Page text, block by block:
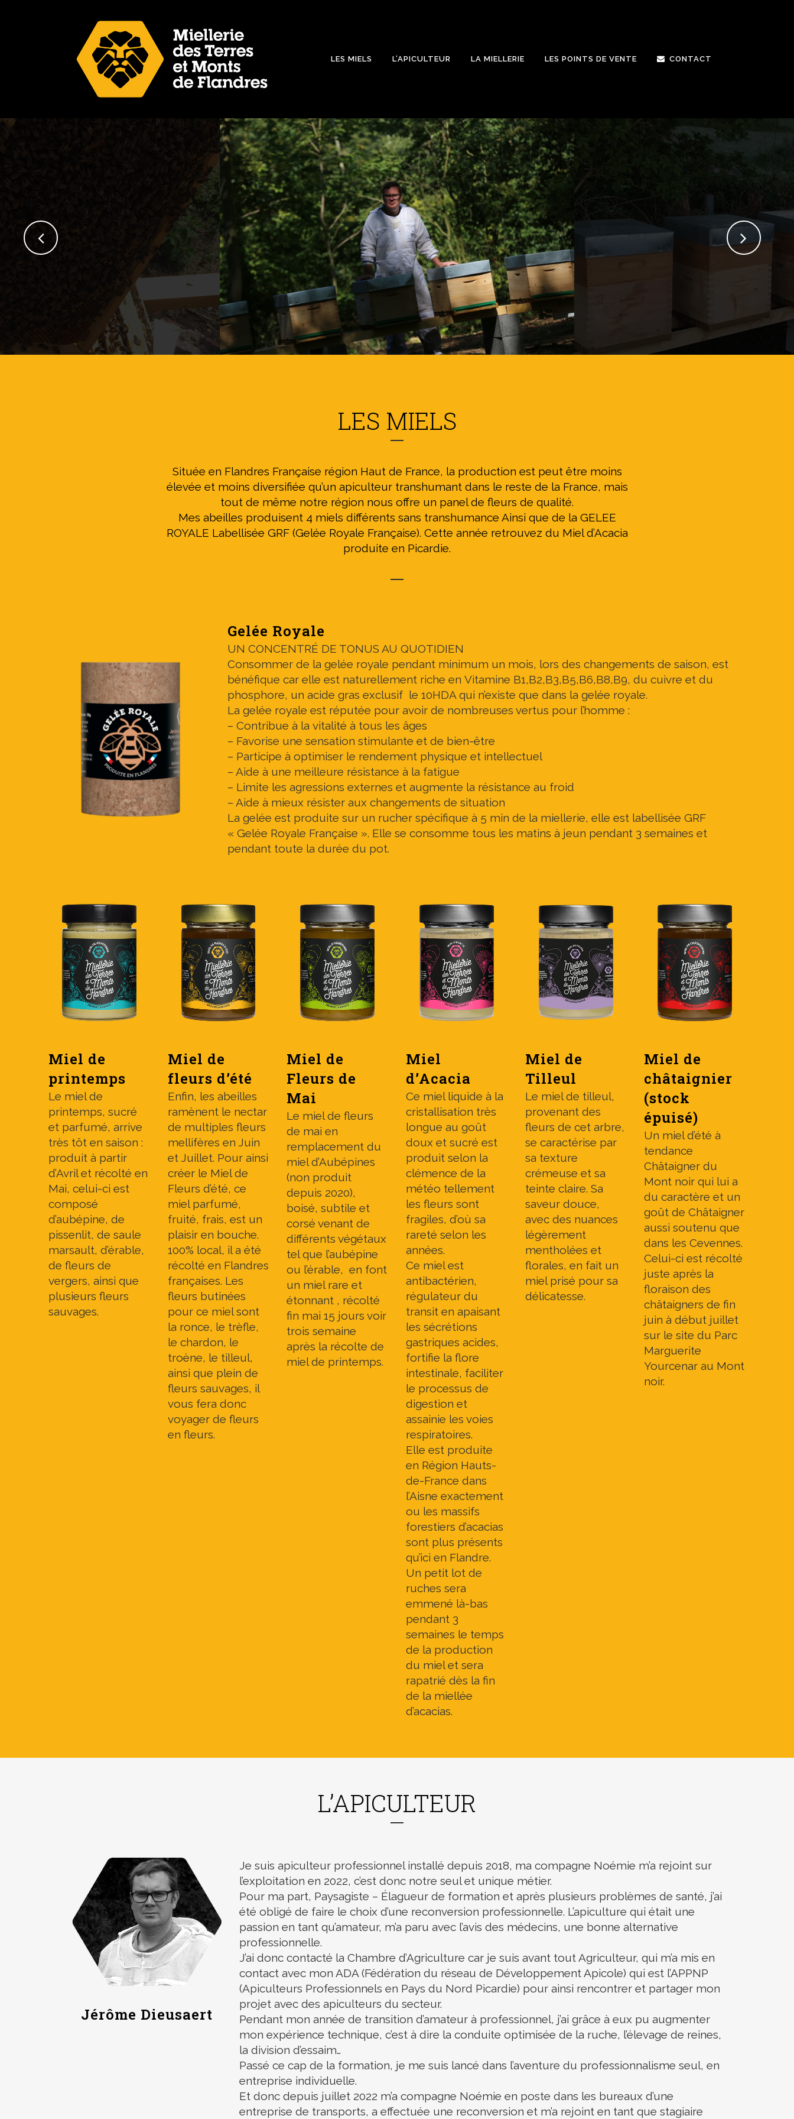
LES MIELS L’APICULTEUR LA MIELLERIE LES POINTS DE VENTE CONTACT
LES MIELS
Située en Flandres Française région Haut de France, la production est peut être moins
élevée et moins diversifiée qu’un apiculteur transhumant dans le reste de la France, mais
tout de même notre région nous offre un panel de fleurs de qualité.
Mes abeilles produisent 4 miels différents sans transhumance Ainsi que de la GELEE
ROYALE Labellisée GRF (Gelée Royale Française). Cette année retrouvez du Miel d’Acacia
produite en Picardie.
Gelée Royale
UN CONCENTRÉ DE TONUS AU QUOTIDIEN
Consommer de la gelée royale pendant minimum un mois, lors des changements de saison, est
bénéfique car elle est naturellement riche en Vitamine B1,B2,B3,B5,B6,B8,B9, du cuivre et du
phosphore, un acide gras exclusif le 10HDA qui n’existe que dans la gelée royale.
La gelée royale est réputée pour avoir de nombreuses vertus pour l’homme :
– Contribue à la vitalité à tous les âges
– Favorise une sensation stimulante et de bien-être
– Participe à optimiser le rendement physique et intellectuel
– Aide à une meilleure résistance à la fatigue
– Limite les agressions externes et augmente la résistance au froid
– Aide à mieux résister aux changements de situation
La gelée est produite sur un rucher spécifique à 5 min de la miellerie, elle est labellisée GRF
« Gelée Royale Française ». Elle se consomme tous les matins à jeun pendant 3 semaines et
pendant toute la durée du pot.
Miel de
printemps
Le miel de
printemps, sucré
et parfumé, arrive
très tôt en saison :
produit à partir
d’Avril et récolté en
Mai, celui-ci est
composé
d’aubépine, de
pissenlit, de saule
marsault, d’érable,
de fleurs de
vergers, ainsi que
plusieurs fleurs
sauvages.
Miel de
fleurs d’été
Enfin, les abeilles
ramènent le nectar
de multiples fleurs
mellifères en Juin
et Juillet. Pour ainsi
créer le Miel de
Fleurs d’été, ce
miel parfumé,
fruité, frais, est un
plaisir en bouche.
100% local, il a été
récolté en Flandres
françaises. Les
fleurs butinées
pour ce miel sont
la ronce, le trèfle,
le chardon, le
troène, le tilleul,
ainsi que plein de
fleurs sauvages, il
vous fera donc
voyager de fleurs
en fleurs.
Miel de
Fleurs de
Mai
Le miel de fleurs
de mai en
remplacement du
miel d’Aubépines
(non produit
depuis 2020),
boisé, subtile et
corsé venant de
différents végétaux
tel que l’aubépine
ou l’érable, en font
un miel rare et
étonnant , récolté
fin mai 15 jours voir
trois semaine
après la récolte de
miel de printemps.
Miel
d’Acacia
Ce miel liquide à la
cristallisation très
longue au goût
doux et sucré est
produit selon la
clémence de la
météo tellement
les fleurs sont
fragiles, d’où sa
rareté selon les
années.
Ce miel est
antibactérien,
régulateur du
transit en apaisant
les sécrétions
gastriques acides,
fortifie la flore
intestinale, faciliter
le processus de
digestion et
assainie les voies
respiratoires.
Elle est produite
en Région Hauts-
de-France dans
l’Aisne exactement
ou les massifs
forestiers d’acacias
sont plus présents
qu’ici en Flandre.
Un petit lot de
ruches sera
emmené là-bas
pendant 3
semaines le temps
de la production
du miel et sera
rapatrié dès la fin
de la miellée
d’acacias.
Miel de
Tilleul
Le miel de tilleul,
provenant des
fleurs de cet arbre,
se caractérise par
sa texture
crémeuse et sa
teinte claire. Sa
saveur douce,
avec des nuances
légèrement
mentholées et
florales, en fait un
miel prisé pour sa
délicatesse.
Miel de
châtaignier
(stock
épuisé)
Un miel d’été à
tendance
Châtaigner du
Mont noir qui lui a
du caractère et un
goût de Châtaigner
aussi soutenu que
dans les Cevennes.
Celui-ci est récolté
juste après la
floraison des
châtaigners de fin
juin à début juillet
sur le site du Parc
Marguerite
Yourcenar au Mont
noir.
L’APICULTEUR
Jérôme Dieusaert
Je suis apiculteur professionnel installé depuis 2018, ma compagne Noémie m’a rejoint sur
l’exploitation en 2022, c’est donc notre seul et unique métier.
Pour ma part, Paysagiste – Élagueur de formation et après plusieurs problèmes de santé, j’ai
été obligé de faire le choix d’une reconversion professionnelle. L’apiculture qui était une
passion en tant qu’amateur, m’a paru avec l’avis des médecins, une bonne alternative
professionnelle.
J’ai donc contacté la Chambre d’Agriculture car je suis avant tout Agriculteur, qui m’a mis en
contact avec mon ADA (Fédération du réseau de Développement Apicole) qui est l’APPNP
(Apiculteurs Professionnels en Pays du Nord Picardie) pour ainsi rencontrer et partager mon
projet avec des apiculteurs du secteur.
Pendant mon année de transition d’amateur à professionnel, j’ai grâce à eux pu augmenter
mon expérience technique, c’est à dire la conduite optimisée de la ruche, l’élevage de reines,
la division d’essaim…
Passé ce cap de la formation, je me suis lancé dans l’aventure du professionnalisme seul, en
entreprise individuelle.
Et donc depuis juillet 2022 m’a compagne Noémie en poste dans les bureaux d’une
entreprise de transports, a effectuée une reconversion et m’a rejoint en tant que stagiaire